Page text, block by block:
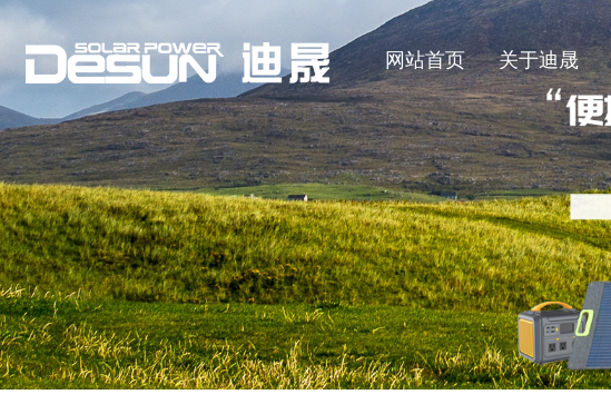
网站首页 关于迪晟
迪晟简介
迪晟厂况